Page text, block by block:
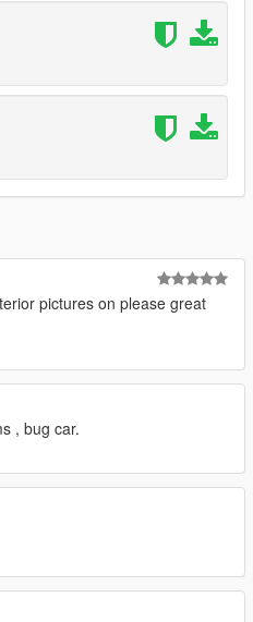
permission ENGLAND for help
this car for other games
pictures on please great
, bug car.